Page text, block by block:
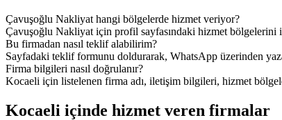
Çavuşoğlu Nakliyat hangi bölgelerde hizmet veriyor?
Çavuşoğlu Nakliyat için profil sayfasındaki hizmet bölgelerini
Bu firmadan nasıl teklif alabilirim?
Sayfadaki teklif formunu doldurarak, WhatsApp üzerinden
Firma bilgileri nasıl doğrulanır?
Kocaeli için listelenen firma adı, iletişim bilgileri, hizmet
Kocaeli içinde hizmet veren firmalar